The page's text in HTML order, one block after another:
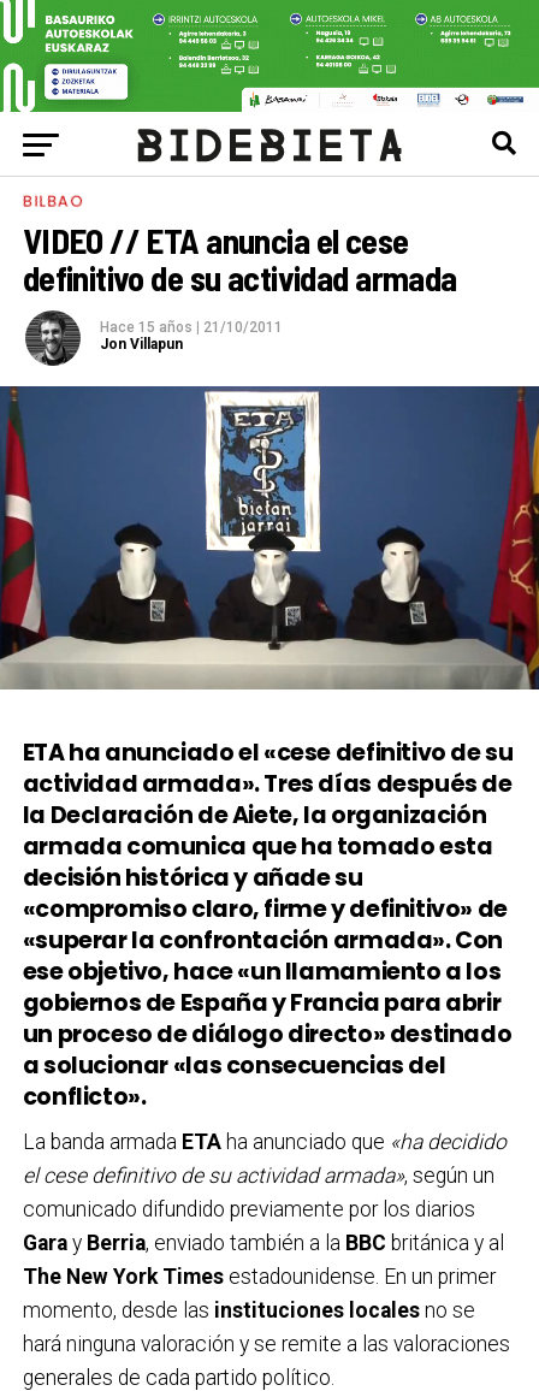
BILBAO
VIDEO // ETA anuncia el cese
definitivo de su actividad armada
Hace 15 años
21/10/2011
Jon Villapun
ETA ha anunciado el «cese definitivo de su
actividad armada». Tres días después de
la Declaración de Aiete, la organización
armada comunica que ha tomado esta
decisión histórica y añade su
«compromiso claro, firme y definitivo» de
«superar la confrontación armada». Con
ese objetivo, hace «un llamamiento a los
gobiernos de España y Francia para abrir
un proceso de diálogo directo» destinado
a solucionar «las consecuencias del
conflicto».
La banda armada ETAha anunciado que «ha decidido
el cese definitivo de su actividad armada», según un
comunicado difundido previamente por los diarios
Garay Berria, enviado también a la BBC británica y al
The New York Times estadounidense. En un primer
momento, desde las instituciones localesno se
hará ninguna valoración y se remite a las valoraciones
generales de cada partido político.